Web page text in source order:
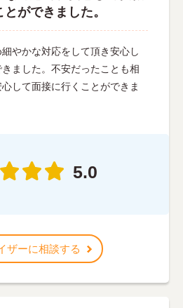
ができました。
やかな対応をして頂き安心し
ました。不安だったことも相
して面接に行くことができま
5.0
ザーに相談する